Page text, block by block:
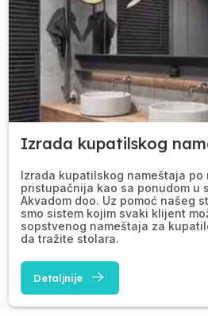
Izrada kupatilskog
Izrada kupatilskog nameštaja po
pristupačnija kao sa ponudom u
Akvadom doo. Uz pomoć našeg
smo sistem kojim svaki klijent
sopstvenog nameštaja za
da tražite stolara.
Detaljnije